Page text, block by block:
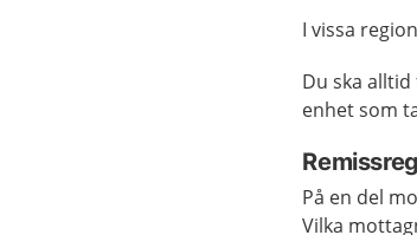
I vissa
Du ska
enhet som
På en del
Vilka